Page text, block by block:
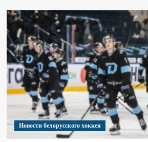
Новости белорусского хоккея